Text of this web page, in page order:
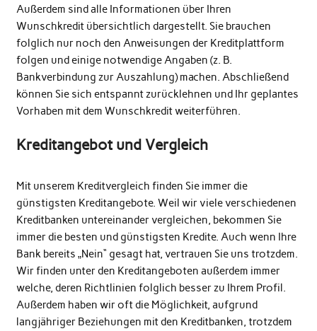
Außerdem sind alle Informationen über Ihren
Wunschkredit übersichtlich dargestellt. Sie brauchen
folglich nur noch den Anweisungen der Kreditplattform
folgen und einige notwendige Angaben (z. B.
Bankverbindung zur Auszahlung) machen. Abschließend
können Sie sich entspannt zurücklehnen und Ihr geplantes
Vorhaben mit dem Wunschkredit weiterführen.
Kreditangebot und Vergleich
Mit unserem Kreditvergleich finden Sie immer die
günstigsten Kreditangebote. Weil wir viele verschiedenen
Kreditbanken untereinander vergleichen, bekommen Sie
immer die besten und günstigsten Kredite. Auch wenn Ihre
Bank bereits „Nein“ gesagt hat, vertrauen Sie uns trotzdem.
Wir finden unter den Kreditangeboten außerdem immer
welche, deren Richtlinien folglich besser zu Ihrem Profil.
Außerdem haben wir oft die Möglichkeit, aufgrund
langjähriger Beziehungen mit den Kreditbanken, trotzdem